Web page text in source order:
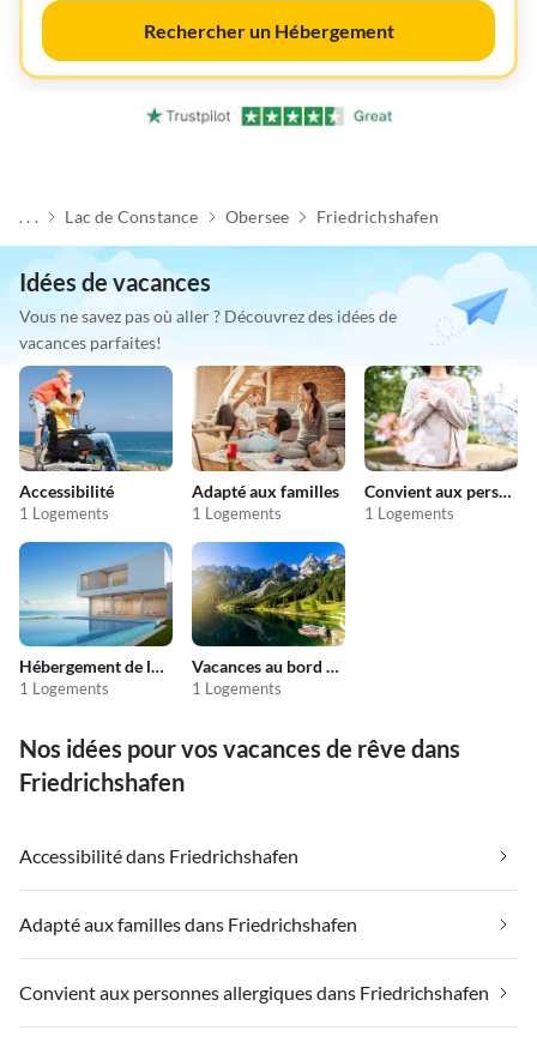
Rechercher un Hébergement
. . . Lac de Constance Obersee Friedrichshafen
Idées de vacances
Vous ne savez pas où aller ? Découvrez des idées de
vacances parfaites!
Accessibilité
1 Logements
Adapté aux familles
1 Logements
Convient aux personnes allergiques
1 Logements
Hébergement de luxe
1 Logements
Vacances au bord du lac
1 Logements
Nos idées pour vos vacances de rêve dans
Friedrichshafen
Accessibilité dans Friedrichshafen
Adapté aux familles dans Friedrichshafen
Convient aux personnes allergiques dans Friedrichshafen